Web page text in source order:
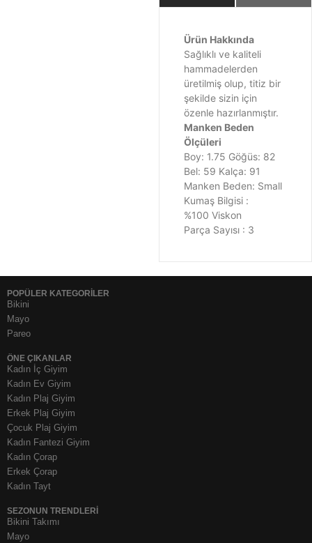
Ürün Hakkında
Sağlıklı ve kaliteli
hammadelerden
üretilmiş olup, titiz bir
şekilde sizin için
özenle hazırlanmıştır.
Manken Beden
Ölçüleri
Boy: 1.75 Göğüs: 82
Bel: 59 Kalça: 91
Manken Beden: Small
Kumaş Bilgisi :
%100 Viskon
Parça Sayısı : 3
POPÜLER KATEGORİLER
Bikini
Mayo
Pareo
ÖNE ÇIKANLAR
Kadın İç Giyim
Kadın Ev Giyim
Kadın Plaj Giyim
Erkek Plaj Giyim
Çocuk Plaj Giyim
Kadın Fantezi Giyim
Kadın Çorap
Erkek Çorap
Kadın Tayt
SEZONUN TRENDLERI
Bikini Takımı
Mayo